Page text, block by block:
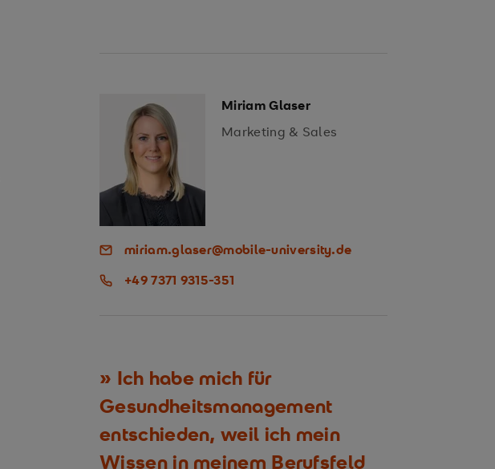
Miriam Glaser
Marketing & Sales
miriam.glaser@mobile-university.de
+49 7371 9315-351
Ich habe mich für
Gesundheitsmanagement
entschieden, weil ich mein
Wissen in meinem Berufsfeld